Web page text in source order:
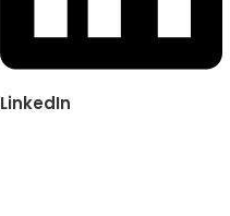
LinkedIn